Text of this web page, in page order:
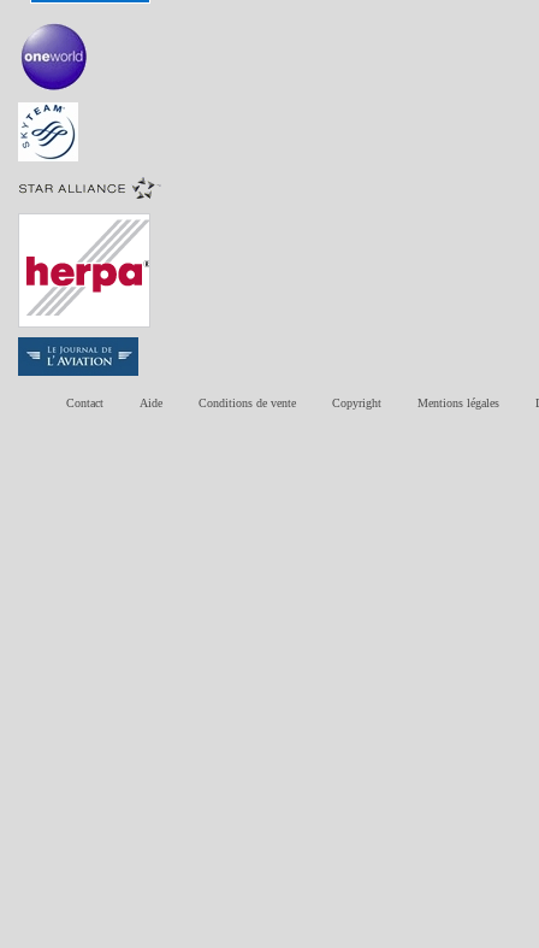
Contact Aide Conditions de vente Copyright Mentions légales